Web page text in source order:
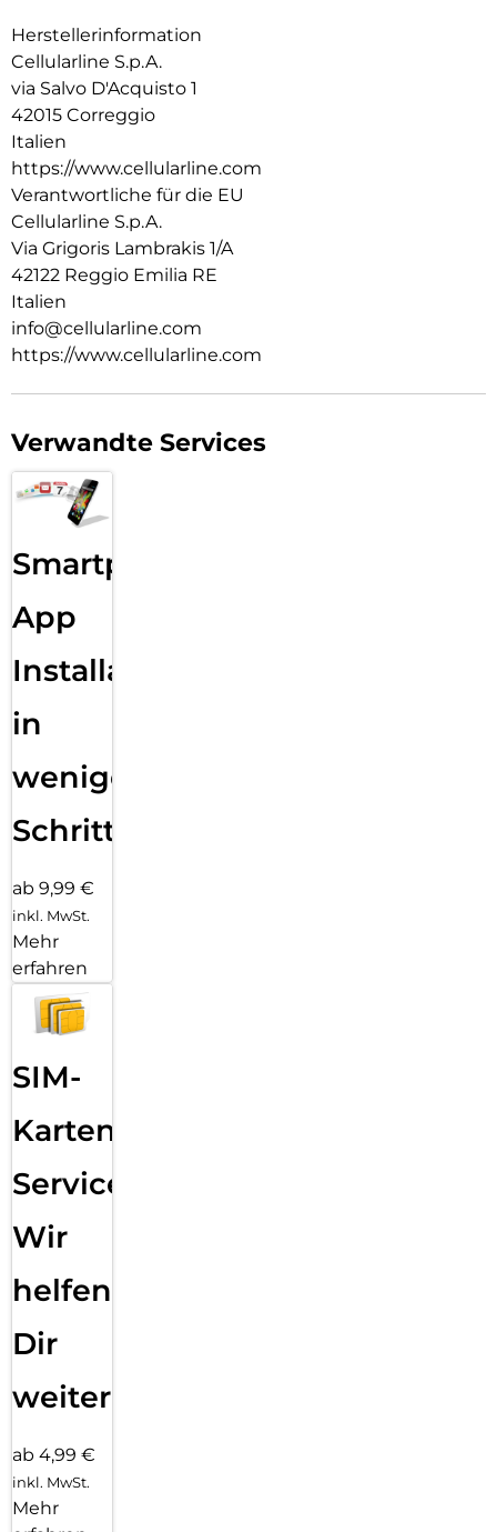
Herstellerinformation
Cellularline S.p.A.
via Salvo D'Acquisto 1
42015 Correggio
Italien
https://www.cellularline.com
Verantwortliche für die EU
Cellularline S.p.A.
Via Grigoris Lambrakis 1/A
42122 Reggio Emilia RE
Italien
info@cellularline.com
https://www.cellularline.com
Verwandte Services
Smartphone
App
Installation
in
wenigen
Schritten
ab 9,99 €
inkl. MwSt.
Mehr
erfahren
SIM-
Karten
Service:
Wir
helfen
Dir
weiter
ab 4,99 €
inkl. MwSt.
Mehr